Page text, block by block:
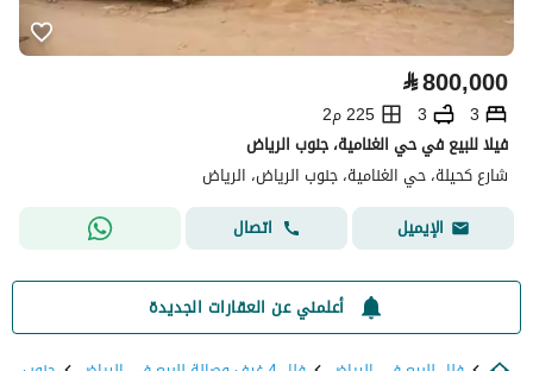
⃁800,000
3
3
225 م2
فيلا للبيع في حي الغنامية، جنوب الرياض
شارع كحيلة، حي الغنامية، جنوب الرياض، الرياض
الإيميل
اتصال
أعلمني عن العقارات الجديدة